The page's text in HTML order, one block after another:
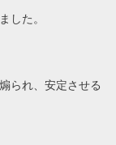
した。
られ、安定させる